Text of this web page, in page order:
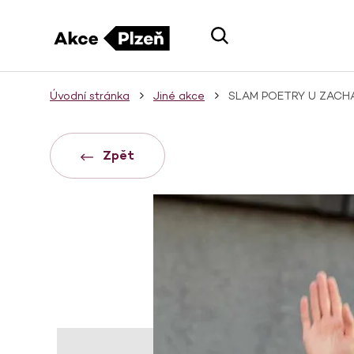
Úvodní stránka Jiné akce SLAM POETRY U
Zpět